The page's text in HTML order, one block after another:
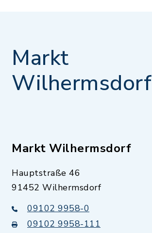
Markt
Wilhermsdorf
Markt Wilhermsdorf
Hauptstraße 46
91452 Wilhermsdorf
09102 9958-0
09102 9958-111